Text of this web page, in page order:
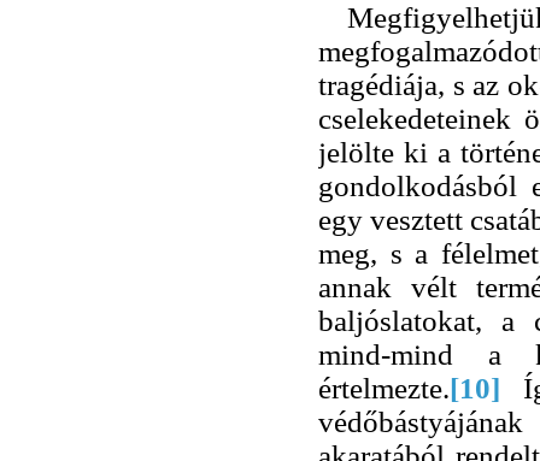
tragédiája, s az
cselekedeteinek
jelölte ki a
gondolkodásból
egy vesztett
meg, s a
annak vélt
baljóslatokat, a
mind-mind a
értelmezte.[10]